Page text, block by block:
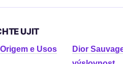
UJIT
e Usos
Dior